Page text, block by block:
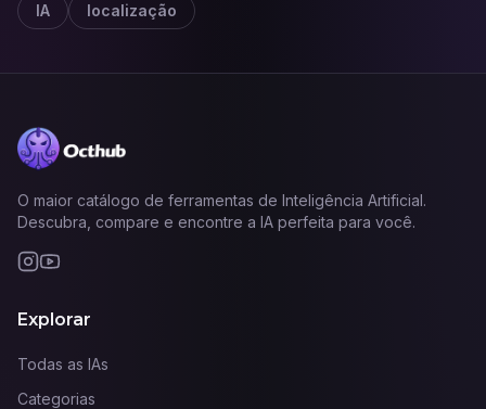
IA
localização
O maior catálogo de ferramentas de Inteligência Artificial.
Descubra, compare e encontre a IA perfeita para você.
Explorar
Todas as IAs
Categorias